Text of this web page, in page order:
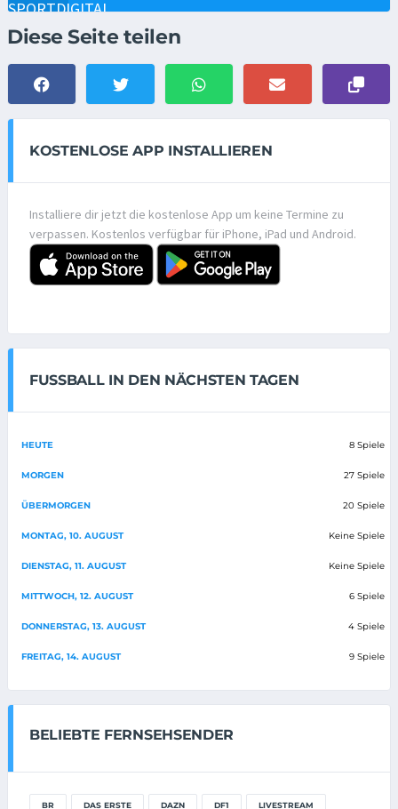
Diese Seite teilen
KOSTENLOSE APP INSTALLIEREN
Installiere dir jetzt die kostenlose App um keine Termine zu
verpassen. Kostenlos verfügbar für iPhone, iPad und Android.
FUSSBALL IN DEN NÄCHSTEN TAGEN
HEUTE 8 Spiele
MORGEN 27 Spiele
ÜBERMORGEN 20 Spiele
MONTAG, 10. AUGUST Keine Spiele
DIENSTAG, 11. AUGUST Keine Spiele
MITTWOCH, 12. AUGUST 6 Spiele
DONNERSTAG, 13. AUGUST 4 Spiele
FREITAG, 14. AUGUST 9 Spiele
BELIEBTE FERNSEHSENDER
BR DAS ERSTE DAZN DF1 LIVESTREAM